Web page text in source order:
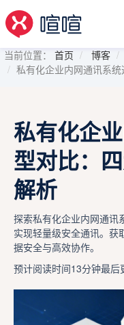
当前位置： 首页 博客
私有化企业内网通讯系
私有化企
型对比：
解析
探索私有化企业内网通讯
实现轻量级安全通讯。获
据安全与高效协作。
预计阅读时间13分钟最后